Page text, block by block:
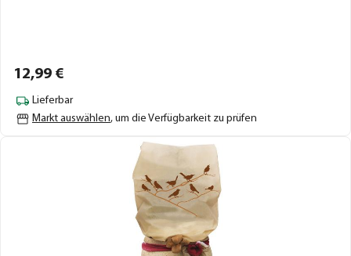
12,99 €
Lieferbar
Markt auswählen, um die Verfügbarkeit zu prüfen